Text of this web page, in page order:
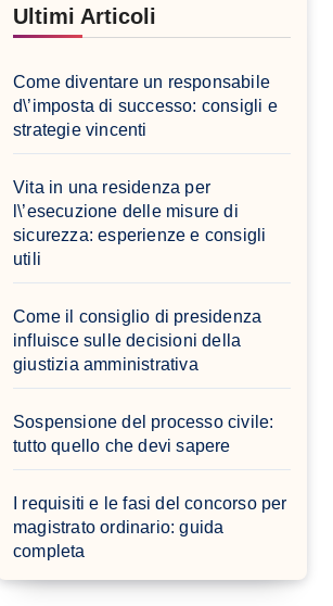
Ultimi Articoli
Come diventare un responsabile
d\’imposta di successo: consigli e
strategie vincenti
Vita in una residenza per
l\’esecuzione delle misure di
sicurezza: esperienze e consigli
utili
Come il consiglio di presidenza
influisce sulle decisioni della
giustizia amministrativa
Sospensione del processo civile:
tutto quello che devi sapere
I requisiti e le fasi del concorso per
magistrato ordinario: guida
completa